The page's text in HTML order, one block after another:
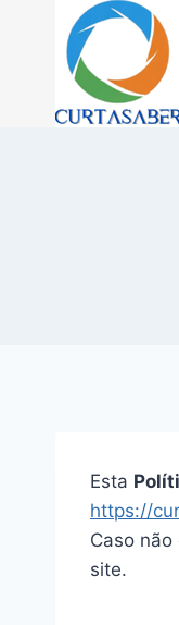
Esta
https://
Caso
site.